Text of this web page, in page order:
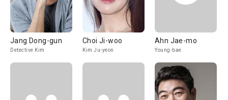
Jang Dong-gun
Detective Kim
Choi Ji-woo
Kim Ju-yeon
Ahn Jae-mo
Young-bae